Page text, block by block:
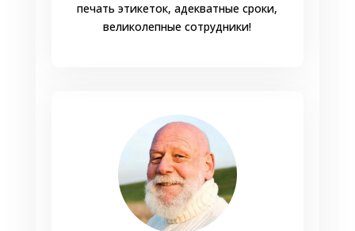
печать этикеток, адекватные сроки,
великолепные сотрудники!